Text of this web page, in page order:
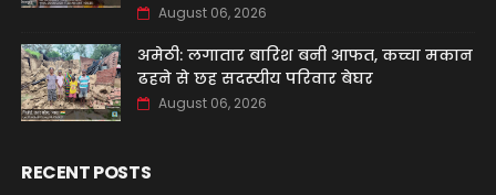
August 06, 2026
अमेठी: लगातार बारिश बनी आफत, कच्चा मकान
ढहने से छह सदस्यीय परिवार बेघर
August 06, 2026
RECENT POSTS